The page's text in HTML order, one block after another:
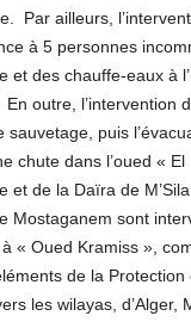
Par ailleurs,
à 5 personnes
des chauffe-eaux à
outre, l’intervention
puis
chute dans l’oued «
et de la Daïra de
Mostaganem sont
« Oued Kramiss »,
de la
les wilayas, d’Alger,